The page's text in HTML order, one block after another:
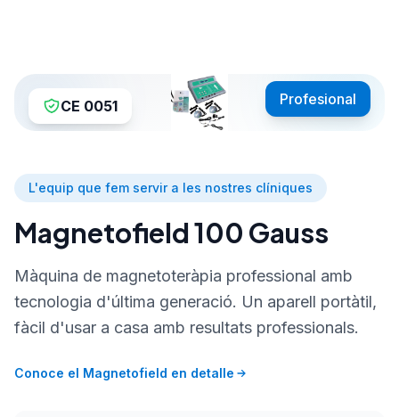
CE 0051 Profesional
L'equip que fem servir a les nostres clíniques
Magnetofield 100 Gauss
Màquina de magnetoteràpia professional amb
tecnologia d'última generació. Un aparell portàtil,
fàcil d'usar a casa amb resultats professionals.
Conoce el Magnetofield en detalle